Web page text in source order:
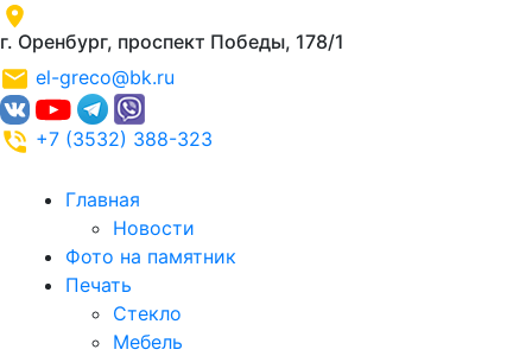
г. Оренбург, проспект Победы, 178/1
el-greco@bk.ru
+7 (3532) 388-323
Главная
Новости
Фото на памятник
Печать
Стекло
Мебель